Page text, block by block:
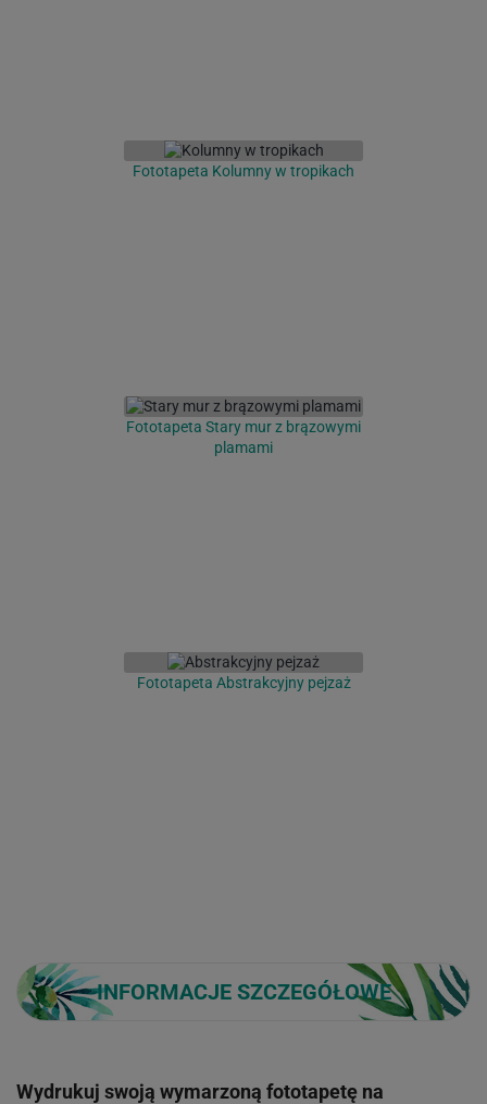
Fototapeta Kolumny w tropikach
Fototapeta Stary mur z brązowymi
plamami
Fototapeta Abstrakcyjny pejzaż
INFORMACJE SZCZEGÓŁOWE
Wydrukuj swoją wymarzoną fototapetę na